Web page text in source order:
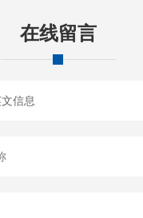
在线留言